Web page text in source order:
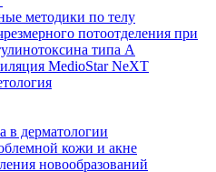
методики по телу
потоотделения при
типа А
MedioStar NeXT
в дерматологии
кожи и акне
новообразований